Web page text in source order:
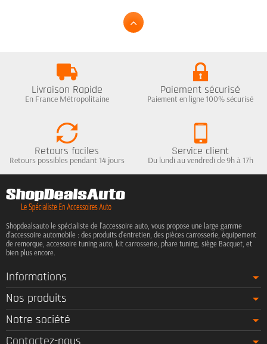
Livraison Rapide
En France Métropolitaine
Paiement sécurisé
Paiement en ligne 100% sécurisé
Retours faciles
Retours possibles pendant 14 jours
Service client
Du lundi au vendredi de 9h à 17h
Shopdealsauto le spécialiste de l'accessoire auto, vous propose une large gamme
d'accessoire automobile : des produits d'entretien, des pièces carrosserie, équipement
de remorque, accessoire tuning auto, kit carrosserie, phare tuning, siège Bacquet, et
bien plus encore.
Informations
Nos produits
Notre société